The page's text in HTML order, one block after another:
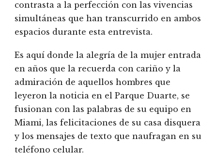
contrasta a la perfección con las vivencias
simultáneas que han transcurrido en ambos
espacios durante esta entrevista.
Es aquí donde la alegría de la mujer entrada
en años que la recuerda con cariño y la
admiración de aquellos hombres que
leyeron la noticia en el Parque Duarte, se
fusionan con las palabras de su equipo en
Miami, las felicitaciones de su casa disquera
y los mensajes de texto que naufragan en su
teléfono celular.